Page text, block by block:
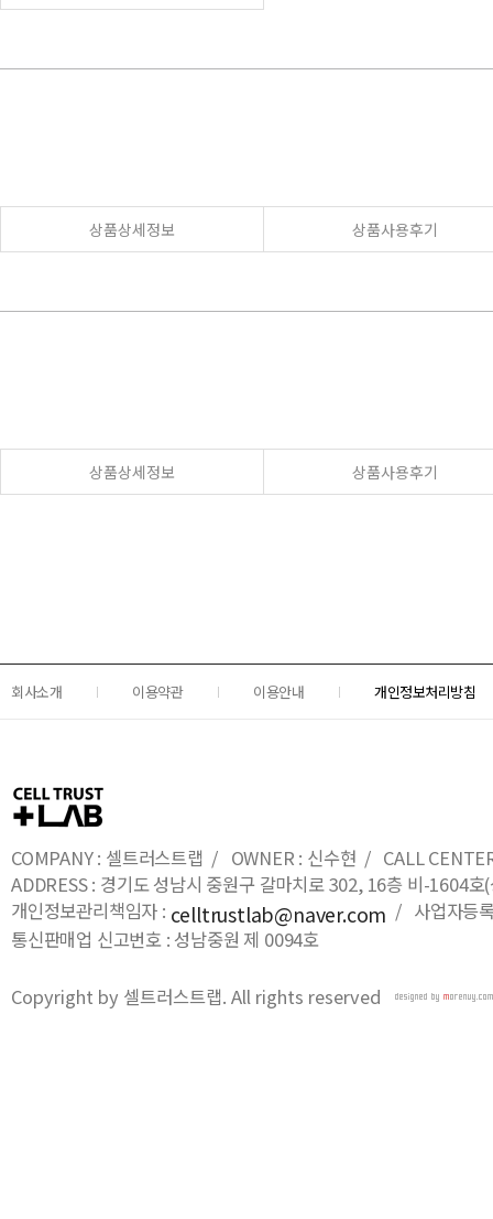
상품상세정보 상품사용후기
상품상세정보 상품사용후기
회사소개 이용약관 이용안내 개인정보처리방침
COMPANY : 셀트러스트랩 / OWNER : 신수현 / CALL
ADDRESS : 경기도 성남시 중원구 갈마치로 302, 16층 비-1604
개인정보관리책임자 : celltrustlab@naver.com / 사업자등
통신판매업 신고번호 : 성남중원 제 0094호
Copyright by 셀트러스트랩. All rights reserved